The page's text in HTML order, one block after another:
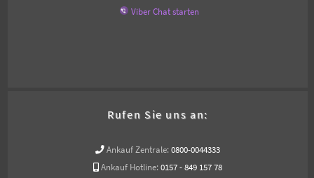
Viber Chat starten
Rufen Sie uns an:
Ankauf Zentrale: 0800-0044333
Ankauf Hotline: 0157 - 849 157 78